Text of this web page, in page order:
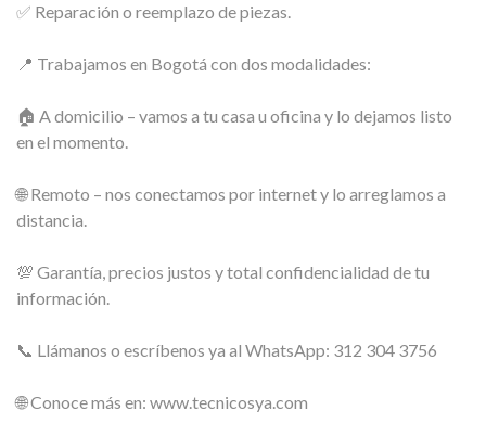
✅ Reparación o reemplazo de piezas.
📍 Trabajamos en Bogotá con dos modalidades:
🏠 A domicilio – vamos a tu casa u oficina y lo dejamos listo
en el momento.
🌐 Remoto – nos conectamos por internet y lo arreglamos a
distancia.
💯 Garantía, precios justos y total confidencialidad de tu
información.
📞 Llámanos o escríbenos ya al WhatsApp: 312 304 3756
🌐 Conoce más en: www.tecnicosya.com